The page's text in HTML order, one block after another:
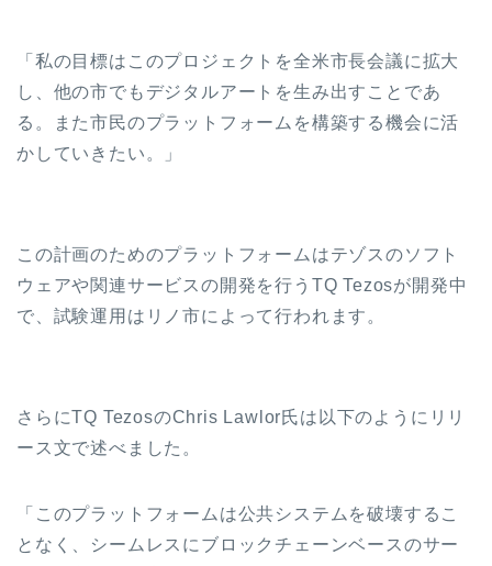
「私の目標はこのプロジェクトを全米市長会議に拡大
し、他の市でもデジタルアートを生み出すことであ
る。また市民のプラットフォームを構築する機会に活
かしていきたい。」
この計画のためのプラットフォームはテゾスのソフト
ウェアや関連サービスの開発を行うTQ Tezosが開発中
で、試験運用はリノ市によって行われます。
さらにTQ TezosのChris Lawlor氏は以下のようにリリ
ース文で述べました。
「このプラットフォームは公共システムを破壊するこ
となく、シームレスにブロックチェーンベースのサー